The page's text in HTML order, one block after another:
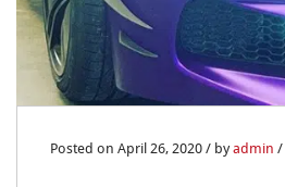
Posted on April 26, 2020 / byadmin /